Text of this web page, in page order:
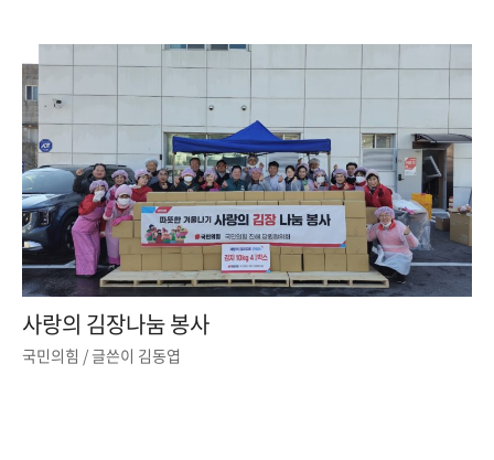
사랑의 김장나눔 봉사
국민의힘 / 글쓴이 김동엽